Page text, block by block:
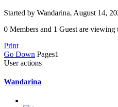
Started by Wandarina, August 14,
0 Members and 1 Guest are viewing
Print
Go Down Pages1
User actions
Wandarina